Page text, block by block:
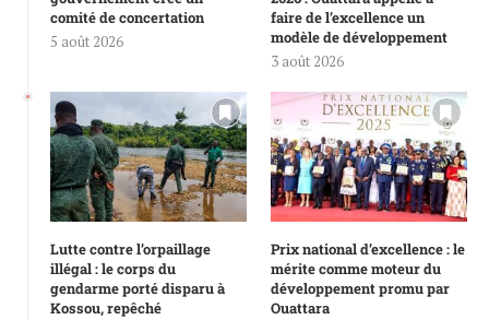
comité de concertation
5 août 2026
faire de l’excellence un
modèle de développement
3 août 2026
Lutte contre l’orpaillage
illégal : le corps du
gendarme porté disparu à
Kossou, repêché
Prix national d’excellence : le
mérite comme moteur du
développement promu par
Ouattara